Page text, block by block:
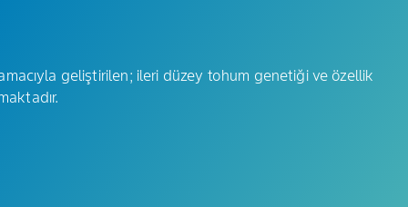
geliştirilen; ileri düzey tohum genetiği ve özellik